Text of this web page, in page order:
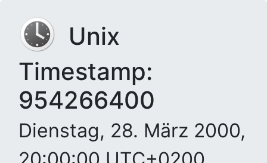
Unix
Timestamp:
954266400
Dienstag, 28. März 2000,